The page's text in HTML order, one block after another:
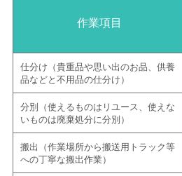
作業項目
仕分け（貴重品や思い出のお品、供養
品などと不用品の仕分け）
分別（使えるものはリユース、使えな
いものは廃棄処分に分別）
搬出（作業場所から搬送用トラック等
への丁寧な搬出作業）